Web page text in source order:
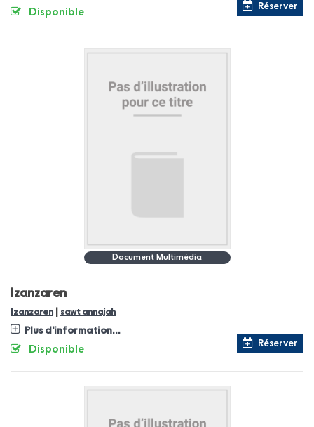
Réserver
Disponible
Document Multimédia
Izanzaren
Izanzaren sawt annajah
Plus d'information...
Réserver
Disponible